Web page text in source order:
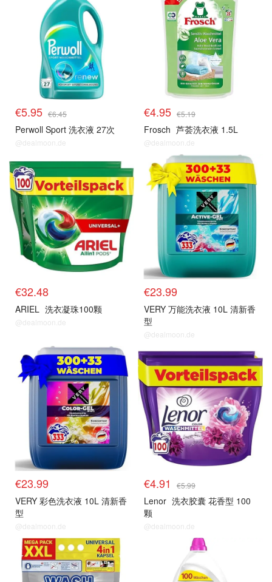
€5.95 €6.45
Perwoll Sport 洗衣液 27次
@dealmoon.de
€4.95 €5.19
Frosch 芦荟洗衣液 1.5L
@dealmoon.de
€32.48
ARIEL 洗衣凝珠100颗
@dealmoon.de
€23.99
VERY 万能洗衣液 10L 清新香
型
@dealmoon.de
€23.99
VERY 彩色洗衣液 10L 清新香
型
@dealmoon.de
€4.91 €5.99
Lenor 洗衣胶囊 花香型 100
颗
@dealmoon.de